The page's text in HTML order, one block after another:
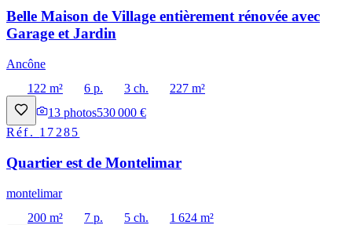
Belle Maison de Village entièrement rénovée avec
Garage et Jardin
Ancône
122 m²
6 p. 3 ch.
227 m²
13 photos530 000 €
Réf. 17285
Quartier est de Montelimar
montelimar
200 m²
7 p. 5 ch.
1 624 m²